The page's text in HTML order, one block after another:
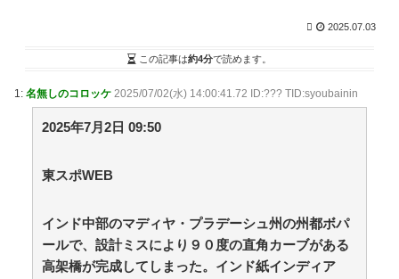
生後２ヶ月程の仔猫が迷い込んできた 怖がって逃げ回
るけど、うちの敷地から出て行かない【再】 / まとめる
Z NEW! (8/8 04:04)
36歳の彼女と結婚したいのに、家族が猛反対。家族か
ら信じられない言葉が飛び出した… 他 / 2chnaviヘッド
ブブ家のドタバタが、今日も愛おしい！
路上駐車中のテスラ車を超弩級のゲリラ豪雨が直撃、
水が溢れてどんどん浸かっていくのを…… / anaguro - 総
合 NEW! (8/8 05:00)
2025.07.03
この記事は約4分で読めます。
1: 名無しのコロッケ 2025/07/02(水) 14:00:41.72 ID:??? TID:syoubainin
2025年7月2日 09:50
東スポWEB
インド中部のマディヤ・プラデーシュ州の州都ボパ
ールで、設計ミスにより９０度の直角カーブがある
高架橋が完成してしまった。インド紙インディア